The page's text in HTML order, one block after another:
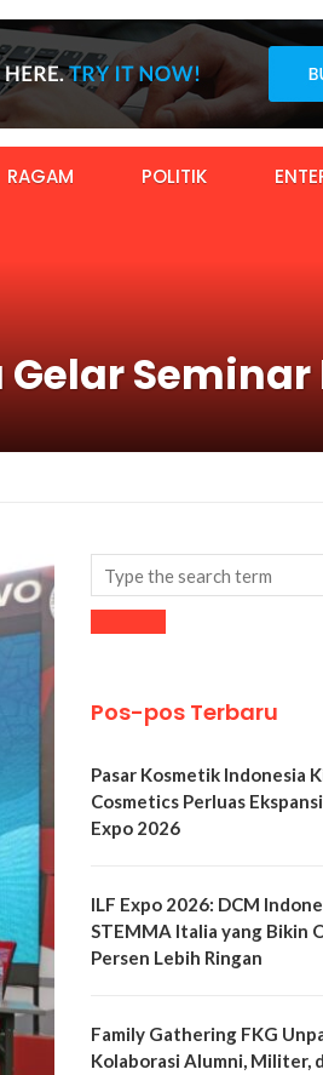
RAGAM POLITIK
Pos-pos Terbaru
Pasar Kosmetik Indonesia
Cosmetics Perluas
Expo 2026
ILF Expo 2026: DCM
STEMMA Italia yang Bikin
Persen Lebih Ringan
Family Gathering FKG
Kolaborasi Alumni, Militer,